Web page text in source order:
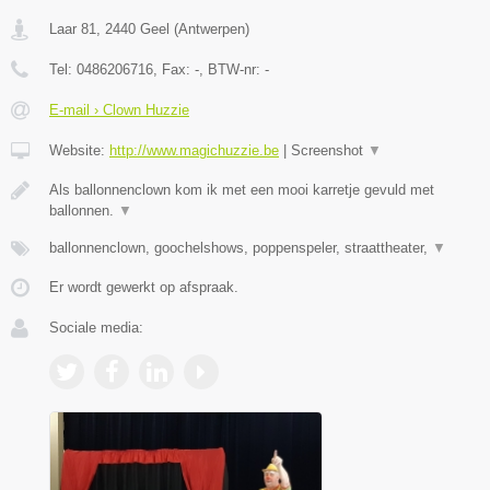
Laar 81, 2440 Geel (Antwerpen)
Tel: 0486206716, Fax: -, BTW-nr: -
E-mail › Clown Huzzie
Website: http://www.magichuzzie.be Screenshot ▼
Als ballonnenclown kom ik met een mooi karretje gevuld met
ballonnen. ▼
ballonnenclown, goochelshows, poppenspeler, straattheater, ▼
Er wordt gewerkt op afspraak.
Sociale media: